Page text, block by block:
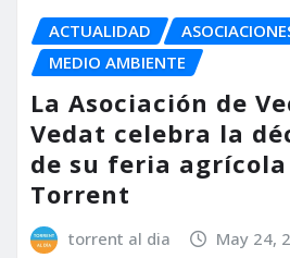
ACTUALIDAD
MEDIO AMBIENTE
La Asociación de
Vedat celebra la
de su feria
Torrent
torrent al dia May 24,